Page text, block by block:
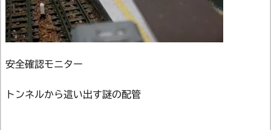
安全確認モニター
トンネルから這い出す謎の配管